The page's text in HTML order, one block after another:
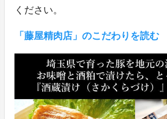
ください。
「藤屋精肉店」のこだわりを読む